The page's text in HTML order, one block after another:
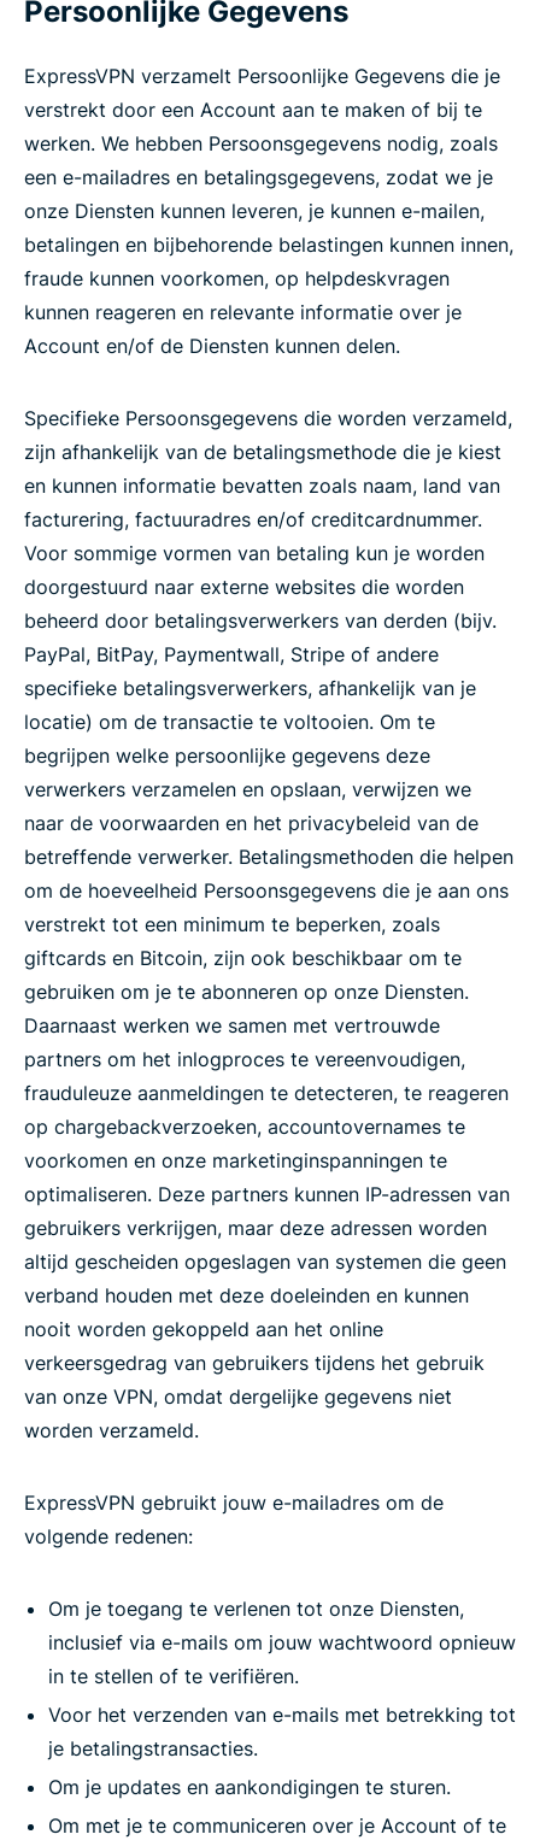
Persoonlijke Gegevens
ExpressVPN verzamelt Persoonlijke Gegevens die je
verstrekt door een Account aan te maken of bij te
werken. We hebben Persoonsgegevens nodig, zoals
een e-mailadres en betalingsgegevens, zodat we je
onze Diensten kunnen leveren, je kunnen e-mailen,
betalingen en bijbehorende belastingen kunnen innen,
fraude kunnen voorkomen, op helpdeskvragen
kunnen reageren en relevante informatie over je
Account en/of de Diensten kunnen delen.
Specifieke Persoonsgegevens die worden verzameld,
zijn afhankelijk van de betalingsmethode die je kiest
en kunnen informatie bevatten zoals naam, land van
facturering, factuuradres en/of creditcardnummer.
Voor sommige vormen van betaling kun je worden
doorgestuurd naar externe websites die worden
beheerd door betalingsverwerkers van derden (bijv.
PayPal, BitPay, Paymentwall, Stripe of andere
specifieke betalingsverwerkers, afhankelijk van je
locatie) om de transactie te voltooien. Om te
begrijpen welke persoonlijke gegevens deze
verwerkers verzamelen en opslaan, verwijzen we
naar de voorwaarden en het privacybeleid van de
betreffende verwerker. Betalingsmethoden die helpen
om de hoeveelheid Persoonsgegevens die je aan ons
verstrekt tot een minimum te beperken, zoals
giftcards en Bitcoin, zijn ook beschikbaar om te
gebruiken om je te abonneren op onze Diensten.
Daarnaast werken we samen met vertrouwde
partners om het inlogproces te vereenvoudigen,
frauduleuze aanmeldingen te detecteren, te reageren
op chargebackverzoeken, accountovernames te
voorkomen en onze marketinginspanningen te
optimaliseren. Deze partners kunnen IP-adressen van
gebruikers verkrijgen, maar deze adressen worden
altijd gescheiden opgeslagen van systemen die geen
verband houden met deze doeleinden en kunnen
nooit worden gekoppeld aan het online
verkeersgedrag van gebruikers tijdens het gebruik
van onze VPN, omdat dergelijke gegevens niet
worden verzameld.
ExpressVPN gebruikt jouw e-mailadres om de
volgende redenen:
Om je toegang te verlenen tot onze Diensten,
inclusief via e-mails om jouw wachtwoord opnieuw
in te stellen of te verifiëren.
Voor het verzenden van e-mails met betrekking tot
je betalingstransacties.
Om je updates en aankondigingen te sturen.
Om met je te communiceren over je Account of te